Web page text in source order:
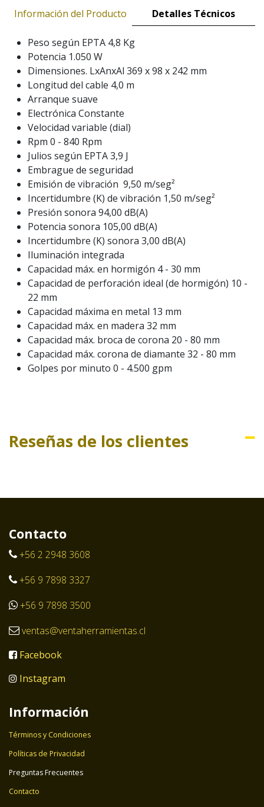
Información del Producto Detalles Técnicos
Peso según EPTA 4,8 Kg
Potencia 1.050 W
Dimensiones. LxAnxAl 369 x 98 x 242 mm
Longitud del cable 4,0 m
Arranque suave
Electrónica Constante
Velocidad variable (dial)
Rpm 0 - 840 Rpm
Julios según EPTA 3,9 J
Embrague de seguridad
Emisión de vibración 9,50 m/seg²
Incertidumbre (K) de vibración 1,50 m/seg²
Presión sonora 94,00 dB(A)
Potencia sonora 105,00 dB(A)
Incertidumbre (K) sonora 3,00 dB(A)
Iluminación integrada
Capacidad máx. en hormigón 4 - 30 mm
Capacidad de perforación ideal (de hormigón) 10 -
22 mm
Capacidad máxima en metal 13 mm
Capacidad máx. en madera 32 mm
Capacidad máx. broca de corona 20 - 80 mm
Capacidad máx. corona de diamante 32 - 80 mm
Golpes por minuto 0 - 4.500 gpm
Reseñas de los clientes
Contacto
+56 2 2948 3608
+56 9 7898 3327
+56 9 7898 3500
ventas@ventaherramientas.cl
Facebook
Instagram
Información
Términos y Condiciones
Políticas de Privacidad
Preguntas Frecuentes
Contacto